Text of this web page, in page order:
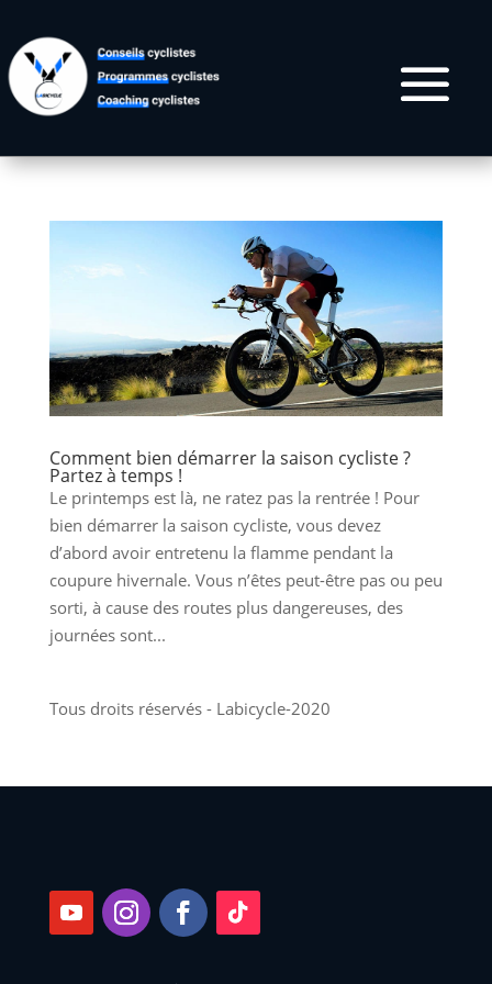
Comment bien démarrer la saison cycliste ?
Partez à temps !
Le printemps est là, ne ratez pas la rentrée ! Pour
bien démarrer la saison cycliste, vous devez
d’abord avoir entretenu la flamme pendant la
coupure hivernale. Vous n’êtes peut-être pas ou peu
sorti, à cause des routes plus dangereuses, des
journées sont...
Tous droits réservés - Labicycle-2020